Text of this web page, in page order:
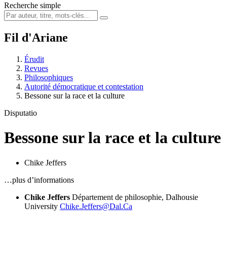
Recherche simple
Fil d'Ariane
Érudit
Revues
Philosophiques
Autorité démocratique et contestation
Bessone sur la race et la culture
Disputatio
Bessone sur la race et la culture
Chike Jeffers
…plus d’informations
Chike Jeffers Département de philosophie, Dalhousie
University Chike.Jeffers@Dal.Ca